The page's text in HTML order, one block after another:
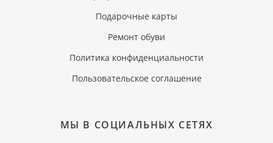
Подарочные карты
Ремонт обуви
Политика конфиденциальности
Пользовательское соглашение
МЫ В СОЦИАЛЬНЫХ СЕТЯХ